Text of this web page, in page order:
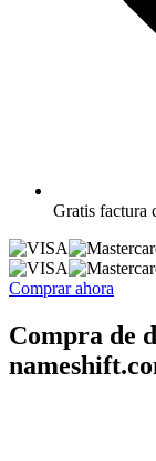
Gratis factura
Comprar ahora
Compra de